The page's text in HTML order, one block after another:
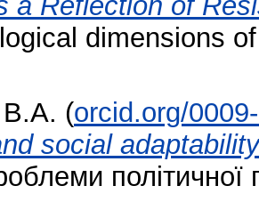
dimensions
В.А. (orcid.org/
social
політичної